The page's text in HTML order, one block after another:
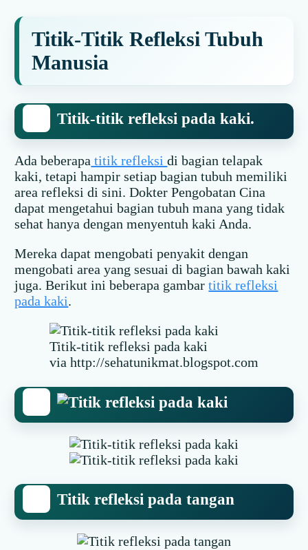
Titik-Titik Refleksi Tubuh
Manusia
Titik-titik refleksi pada kaki.
Ada beberapa titik refleksidi bagian telapak
kaki, tetapi hampir setiap bagian tubuh memiliki
area refleksi di sini. Dokter Pengobatan Cina
dapat mengetahui bagian tubuh mana yang tidak
sehat hanya dengan menyentuh kaki Anda.
Mereka dapat mengobati penyakit dengan
mengobati area yang sesuai di bagian bawah kaki
juga. Berikut ini beberapa gambartitik refleksi
pada kaki.
Titik-titik refleksi pada kaki
via http://sehatunikmat.blogspot.com
Titik refleksi pada tangan